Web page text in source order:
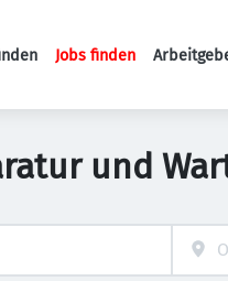
Haupt-
Jobs finden
und